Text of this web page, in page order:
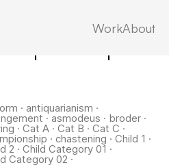
WorkAbout
· antiquarianism ·
· asmodeus · broder·
· Cat A· Cat B · Cat C ·
· chastening · Child 1 ·
2 · Child Category 01 ·
Category 02 ·